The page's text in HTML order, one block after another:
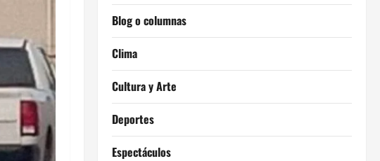
Blog o columnas
Clima
Cultura y Arte
Deportes
Espectáculos